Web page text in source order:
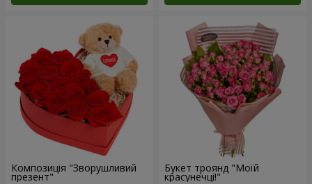
Композиція "Зворушливий
презент"
Букет троянд "Моїй
красунечці!"